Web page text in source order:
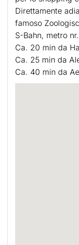
Direttamente
famoso
S-Bahn, metro
Ca. 20 min da
Ca. 25 min da
Ca. 40 min da